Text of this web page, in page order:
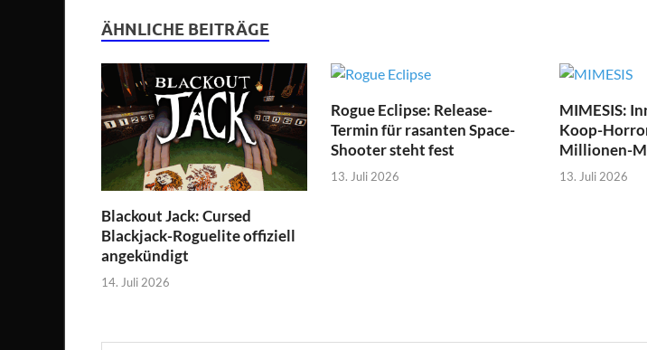
ÄHNLICHE BEITRÄGE
Blackout Jack: Cursed
Blackjack-Roguelite offiziell
angekündigt
14. Juli 2026
Rogue Eclipse: Release-
Termin für rasanten Space-
Shooter steht fest
13. Juli 2026
MIMESIS:
Koop-
Millionen-
13. Juli 2026